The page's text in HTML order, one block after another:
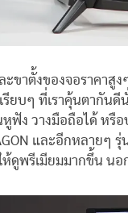
ะขาตั้งของจอราคาสู
บๆ ที่เราคุ้นตากันดีนั่
ง วางมือถือได้ หรือ
และอีกหลายๆ
ห้ดูพรีเมียมมากขึ้น น